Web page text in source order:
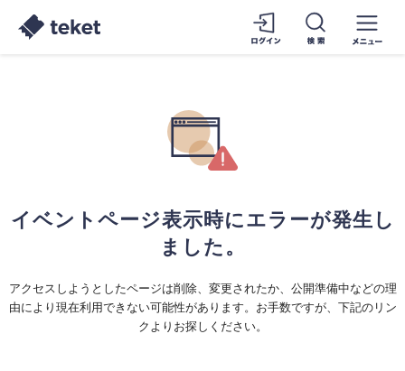
イベントページ表示時にエラーが発生し
ました。
アクセスしようとしたページは削除、変更されたか、公開準備中などの理
由により現在利用できない可能性があります。お手数ですが、下記のリン
クよりお探しください。